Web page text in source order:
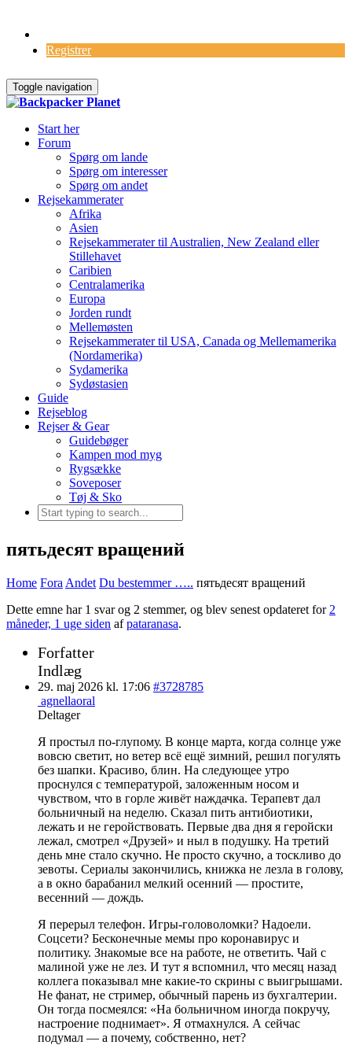
Registrer
Toggle navigation
Start her
Forum
Spørg om lande
Spørg om interesser
Spørg om andet
Rejsekammerater
Afrika
Asien
Rejsekammerater til Australien, New Zealand eller
Stillehavet
Caribien
Centralamerika
Europa
Jorden rundt
Mellemøsten
Rejsekammerater til USA, Canada og Mellemamerika
(Nordamerika)
Sydamerika
Sydøstasien
Guide
Rejseblog
Rejser & Gear
Guidebøger
Kampen mod myg
Rygsække
Soveposer
Tøj & Sko
пятьдесят вращений
Home Fora Andet Du bestemmer ….. пятьдесят вращений
Dette emne har 1 svar og 2 stemmer, og blev senest opdateret for 2
måneder, 1 uge siden afpataranasa.
Forfatter
Indlæg
29. maj 2026 kl. 17:06 #3728785
agnellaoral
Deltager
Я простыл по-глупому. В конце марта, когда солнце уже
вовсю светит, но ветер всё ещё зимний, решил погулять
без шапки. Красиво, блин. На следующее утро
проснулся с температурой, заложенным носом и
чувством, что в горле живёт наждачка. Терапевт дал
больничный на неделю. Сказал пить антибиотики,
лежать и не геройствовать. Первые два дня я геройски
лежал, смотрел «Друзей» и ныл в подушку. На третий
день мне стало скучно. Не просто скучно, а тоскливо до
зевоты. Сериалы закончились, книжка не лезла в голову,
а в окно барабанил мелкий осенний — простите,
весенний — дождь.
Я перерыл телефон. Игры-головоломки? Надоели.
Соцсети? Бесконечные мемы про коронавирус и
политику. Знакомые все на работе, не ответить. Чай с
малиной уже не лез. И тут я вспомнил, что месяц назад
коллега показывал мне какие-то скрины с выигрышами.
Не фанат, не стример, обычный парень из бухгалтерии.
Он тогда посмеялся: «На больничном иногда покручу,
настроение поднимает». Я отмахнулся. А сейчас
подумал — а почему, собственно, нет?